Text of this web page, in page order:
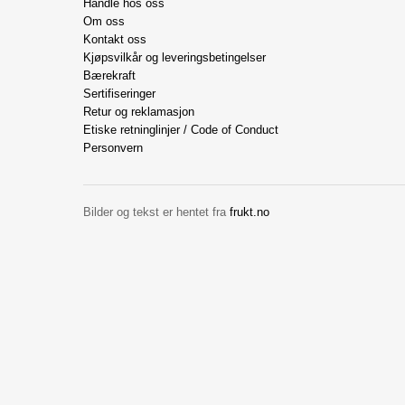
Handle hos oss
Om oss
Kontakt oss
Kjøpsvilkår og leveringsbetingelser
Bærekraft
Sertifiseringer
Retur og reklamasjon
Etiske retninglinjer / Code of Conduct
Personvern
Bilder og tekst er hentet fra frukt.no